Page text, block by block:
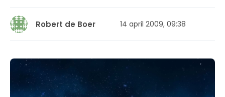
Robert de Boer 14 april 2009, 09:38